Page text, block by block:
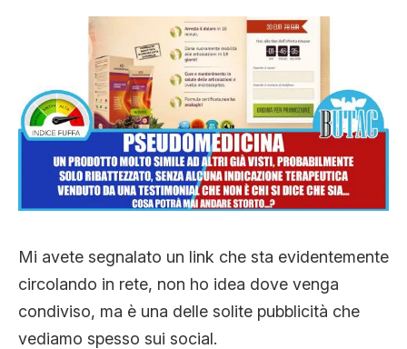
CLIMA ED ENERGIA
CONTATTI
CHI SIAMO
Mi avete segnalato un link che sta evidentemente
circolando in rete, non ho idea dove venga
condiviso, ma è una delle solite pubblicità che
vediamo spesso sui social.